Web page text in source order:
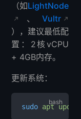
（如LightNode
、 Vultr
），建议最低配
置：2核vCPU
+ 4GB内存。
更新系统：
sudo apt